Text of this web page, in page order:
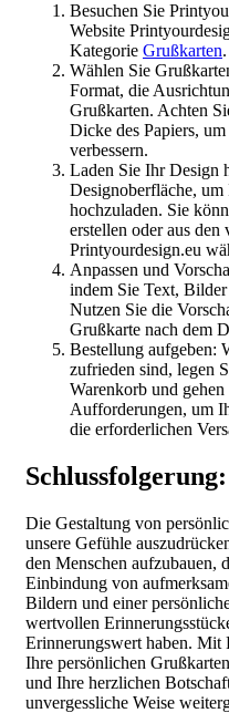
Besuchen Sie
Website
Kategorie Grußkarten.
Wählen Sie
Format, die
Grußkarten. Achten
Dicke des Papiers,
verbessern.
Laden Sie Ihr Design
Designoberfläche,
hochzuladen. Sie
erstellen oder aus
Printyourdesign.eu
Anpassen und
indem Sie Text,
Nutzen Sie die
Grußkarte nach dem
Bestellung aufgeben:
zufrieden sind, legen
Warenkorb und
Aufforderungen, um
die erforderlichen
Schlussfolgerung:
Die Gestaltung von
unsere Gefühle
den Menschen aufzubauen,
Einbindung von
Bildern und einer
wertvollen
Erinnerungswert haben. Mit
Ihre persönlichen
und Ihre herzlichen
unvergessliche Weise